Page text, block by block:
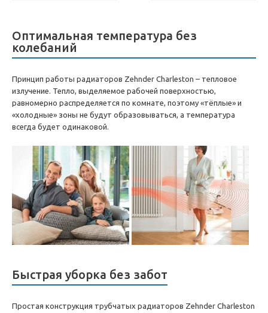
Оптимальная температура без
колебаний
Принцип работы радиаторов Zehnder Charleston – тепловое
излучение. Тепло, выделяемое рабочей поверхностью,
равномерно распределяется по комнате, поэтому «тёплые» и
«холодные» зоны не будут образовываться, а температура
всегда будет одинаковой.
Быстрая уборка без забот
Простая конструкция трубчатых радиаторов Zehnder Charleston